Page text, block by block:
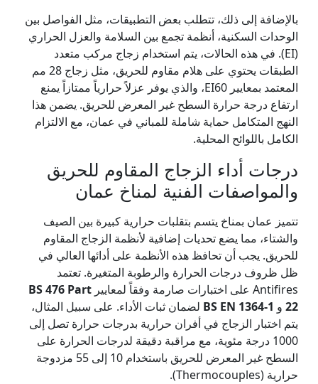
بالإضافة إلى ذلك، تتطلب بعض التطبيقات، مثل الفواصل بين
الوحدات السكنية، أنظمة تجمع بين السلامة والعزل الحراري
(EI). في هذه الحالات، يتم استخدام زجاج مركب متعدد
الطبقات يحتوي على هلام مقاوم للحريق، مثل زجاج 28 مم
المعتمد بمعايير EI60، والذي يوفر عزلاً حرارياً ممتازاً يمنع
ارتفاع درجة حرارة السطح غير المعرض للحريق. يضمن هذا
النهج المتكامل حماية شاملة للمباني في عمان، مع الالتزام
الكامل باللوائح المحلية.
درجات أداء الزجاج المقاوم للحريق
والمواصفات الفنية لمناخ عمان
تتميز عمان بمناخ يتسم بتقلبات حرارية كبيرة بين الصيف
والشتاء، مما يضع تحديات إضافية لأنظمة الزجاج المقاوم
للحريق. يجب أن تحافظ هذه الأنظمة على أدائها العالي في
ظل ظروف درجات الحرارة والرطوبة المتغيرة. تعتمد
Antifires على اختبارات صارمة وفقاً لمعايير
BS 476 Part
22 و BS EN 1364-1 لضمان ثبات الأداء. على سبيل المثال،
يتم اختبار الزجاج في أفران حرارية بدرجات حرارة تصل إلى
1000 درجة مئوية، مع مراقبة دقيقة لدرجات الحرارة على
السطح غير المعرض للحريق باستخدام 10 إلى 55 مزدوجة
حرارية (Thermocouples).